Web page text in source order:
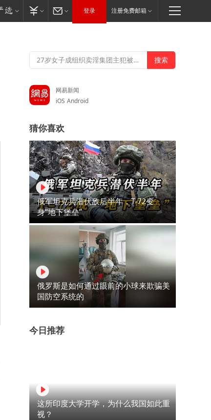
登录 注册免费邮箱
网易新闻
iOS Android
猜你喜欢
俄军坦克兵潜伏敌后半年，T-72变
身“地下堡垒”
俄罗斯是如何通过眼前的小球来欺骗美
国防空系统的
今日推荐
这所印度大学开学，为什么我国如此重
视？